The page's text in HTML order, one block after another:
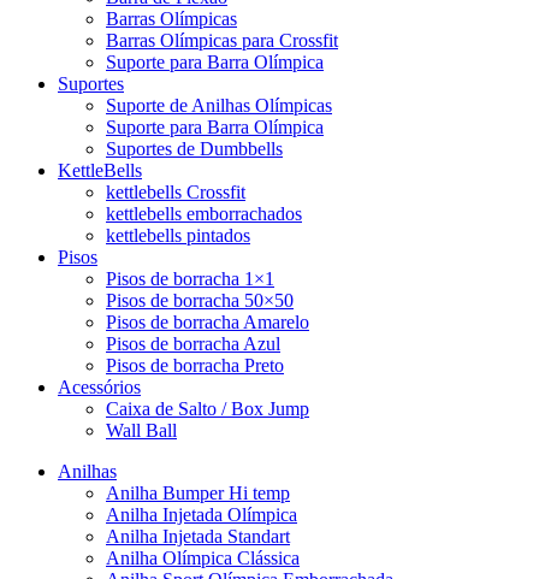
Barras Olímpicas
Barras Olímpicas para Crossfit
Suporte para Barra Olímpica
Suportes
Suporte de Anilhas Olímpicas
Suporte para Barra Olímpica
Suportes de Dumbbells
KettleBells
kettlebells Crossfit
kettlebells emborrachados
kettlebells pintados
Pisos
Pisos de borracha 1×1
Pisos de borracha 50×50
Pisos de borracha Amarelo
Pisos de borracha Azul
Pisos de borracha Preto
Acessórios
Caixa de Salto / Box Jump
Wall Ball
Anilhas
Anilha Bumper Hi temp
Anilha Injetada Olímpica
Anilha Injetada Standart
Anilha Olímpica Clássica